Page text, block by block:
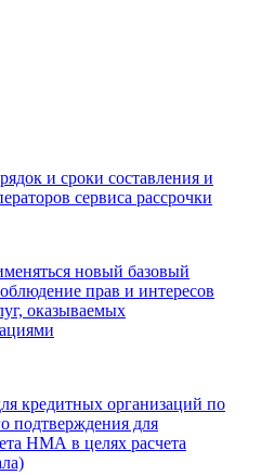
и сроки составления и
сервиса рассрочки
новый базовый
прав и интересов
оказываемых
кредитных организаций по
подтверждения для
НМА в целях расчета